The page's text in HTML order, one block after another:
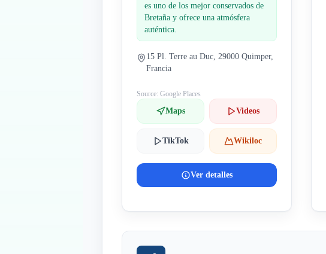
es uno de los mejor conservados de
Bretaña y ofrece una atmósfera
auténtica.
15 Pl. Terre au Duc, 29000 Quimper,
Francia
Source: Google Places
Maps Videos
TikTok Wikiloc
Ver detalles